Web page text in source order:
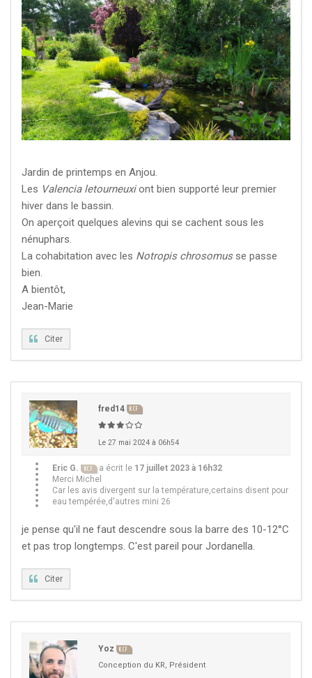
Jardin de printemps en Anjou.
Les Valencia letourneuxiont bien supporté leur premier
hiver dans le bassin.
On aperçoit quelques alevins qui se cachent sous les
nénuphars.
La cohabitation avec les Notropis chrosomusse passe
bien.
A bientôt,
Jean-Marie
Citer
fred14 KCF
Le 27 mai 2024 à 06h54
Eric G. KCF a écrit le 17 juillet 2023 à 16h32
Merci Michel
Car les avis divergent sur la température,certains disent pour
eau tempérée,d'autres mini 26
je pense qu'il ne faut descendre sous la barre des 10-12°C
et pas trop longtemps. C'est pareil pour Jordanella.
Citer
Yoz KCF
Conception du KR, Président